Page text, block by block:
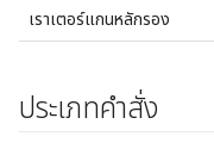
เราเตอร์แกนหลักรอง
ประเภทคําสั่ง